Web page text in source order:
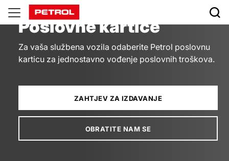
Poslovne
kartice
Poslovne kartice
Za vaša službena vozila odaberite Petrol poslovnu
karticu za jednostavno vođenje poslovnih troškova.
ZAHTJEV ZA IZDAVANJE
OBRATITE NAM SE